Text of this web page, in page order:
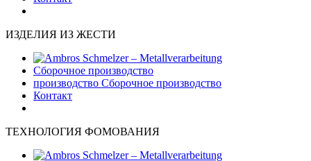
ИЗДЕЛИЯ ИЗ ЖЕСТИ
Сборочное производство
производство Сборочное производство
Контакт
ТЕХНОЛОГИЯ ФОМОВАНИЯ